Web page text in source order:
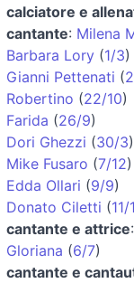
calciatore e
cantante: Milena
Barbara Lory (1/3)
Gianni Pettenati (
Robertino (22/10)
Farida (26/9)
Dori Ghezzi (30/3)
Mike Fusaro (7/12)
Edda Ollari (9/9)
Donato Ciletti (11/
cantante e attrice:
Gloriana (6/7)
cantante e